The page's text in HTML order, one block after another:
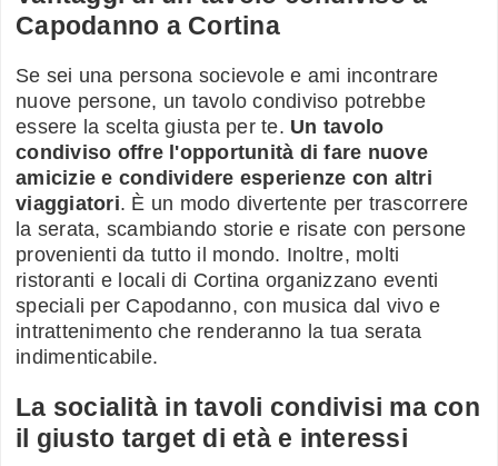
Capodanno a Cortina
Se sei una persona socievole e ami incontrare
nuove persone, un tavolo condiviso potrebbe
essere la scelta giusta per te. Un tavolo
condiviso offre l'opportunità di fare nuove
amicizie e condividere esperienze con altri
viaggiatori. È un modo divertente per trascorrere
la serata, scambiando storie e risate con persone
provenienti da tutto il mondo. Inoltre, molti
ristoranti e locali di Cortina organizzano eventi
speciali per Capodanno, con musica dal vivo e
intrattenimento che renderanno la tua serata
indimenticabile.
La socialità in tavoli condivisi ma con
il giusto target di età e interessi